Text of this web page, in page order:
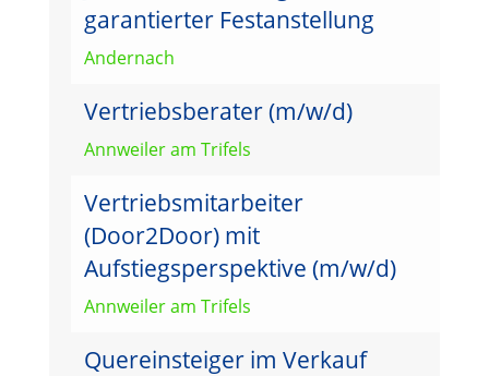
garantierter Festanstellung
Andernach
Vertriebsberater (m/w/d)
Annweiler am Trifels
Vertriebsmitarbeiter
(Door2Door) mit
Aufstiegsperspektive (m/w/d)
Annweiler am Trifels
Quereinsteiger im Verkauf